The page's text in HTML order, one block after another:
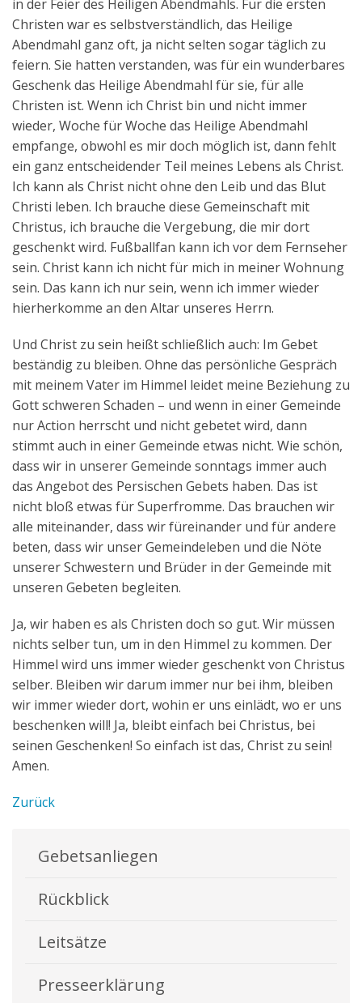
in der Feier des Heiligen Abendmahls. Für die ersten
Christen war es selbstverständlich, das Heilige
Abendmahl ganz oft, ja nicht selten sogar täglich zu
feiern. Sie hatten verstanden, was für ein wunderbares
Geschenk das Heilige Abendmahl für sie, für alle
Christen ist. Wenn ich Christ bin und nicht immer
wieder, Woche für Woche das Heilige Abendmahl
empfange, obwohl es mir doch möglich ist, dann fehlt
ein ganz entscheidender Teil meines Lebens als Christ.
Ich kann als Christ nicht ohne den Leib und das Blut
Christi leben. Ich brauche diese Gemeinschaft mit
Christus, ich brauche die Vergebung, die mir dort
geschenkt wird. Fußballfan kann ich vor dem Fernseher
sein. Christ kann ich nicht für mich in meiner Wohnung
sein. Das kann ich nur sein, wenn ich immer wieder
hierherkomme an den Altar unseres Herrn.
Und Christ zu sein heißt schließlich auch: Im Gebet
beständig zu bleiben. Ohne das persönliche Gespräch
mit meinem Vater im Himmel leidet meine Beziehung zu
Gott schweren Schaden – und wenn in einer Gemeinde
nur Action herrscht und nicht gebetet wird, dann
stimmt auch in einer Gemeinde etwas nicht. Wie schön,
dass wir in unserer Gemeinde sonntags immer auch
das Angebot des Persischen Gebets haben. Das ist
nicht bloß etwas für Superfromme. Das brauchen wir
alle miteinander, dass wir füreinander und für andere
beten, dass wir unser Gemeindeleben und die Nöte
unserer Schwestern und Brüder in der Gemeinde mit
unseren Gebeten begleiten.
Ja, wir haben es als Christen doch so gut. Wir müssen
nichts selber tun, um in den Himmel zu kommen. Der
Himmel wird uns immer wieder geschenkt von Christus
selber. Bleiben wir darum immer nur bei ihm, bleiben
wir immer wieder dort, wohin er uns einlädt, wo er uns
beschenken will! Ja, bleibt einfach bei Christus, bei
seinen Geschenken! So einfach ist das, Christ zu sein!
Amen.
Zurück
Gebetsanliegen
Rückblick
Leitsätze
Presseerklärung